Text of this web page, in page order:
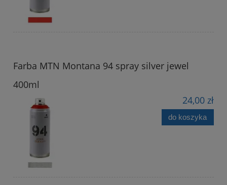
Farba MTN Montana 94 spray silver jewel
400ml
24,00 zł
do koszyka